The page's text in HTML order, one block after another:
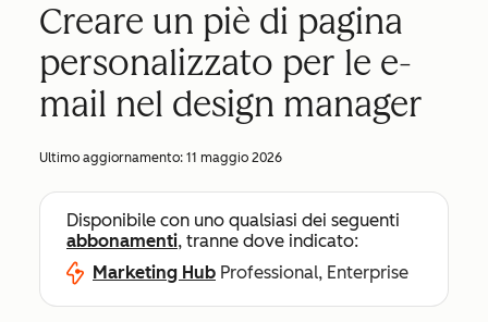
Creare un piè di pagina
personalizzato per le e-
mail nel design manager
Ultimo aggiornamento: 11 maggio 2026
Disponibile con uno qualsiasi dei seguenti
abbonamenti, tranne dove indicato:
Marketing Hub Professional, Enterprise